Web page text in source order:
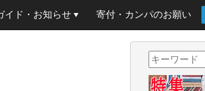
イド・お知らせ 寄付・カンパのお願い